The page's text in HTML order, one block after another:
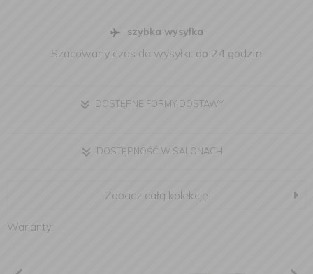
szybka wysyłka
Szacowany czas do wysyłki: do 24 godzin
DOSTĘPNE FORMY DOSTAWY
DOSTĘPNOŚĆ W SALONACH
Zobacz całą kolekcję
Warianty: